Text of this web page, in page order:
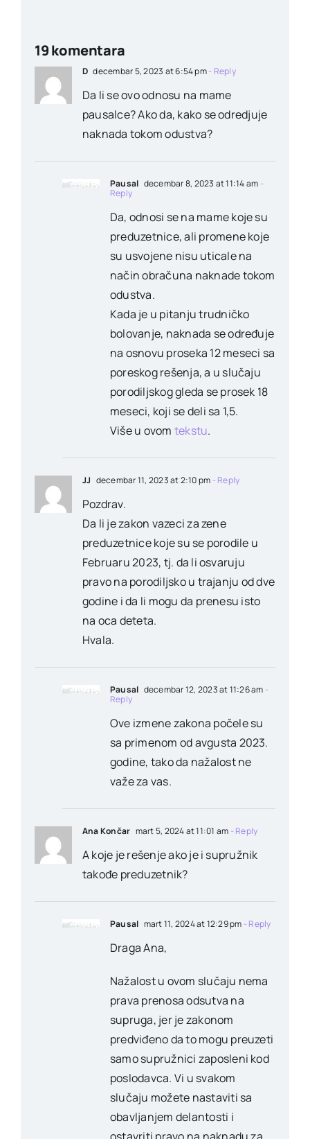
19 komentara
D decembar 5, 2023 at 6:54 pm- Reply
Da li se ovo odnosu na mame
pausalce? Ako da, kako se odredjuje
naknada tokom odustva?
Pausal decembar 8, 2023 at 11:14 am -
Reply
Da, odnosi se na mame koje su
preduzetnice, ali promene koje
su usvojene nisu uticale na
način obračuna naknade tokom
odustva.
Kada je u pitanju trudničko
bolovanje, naknada se određuje
na osnovu proseka 12 meseci sa
poreskog rešenja, a u slučaju
porodiljskog gleda se prosek 18
meseci, koji se deli sa 1,5.
Više u ovom tekstu.
JJ decembar 11, 2023 at 2:10 pm - Reply
Pozdrav.
Da li je zakon vazeci za zene
preduzetnice koje su se porodile u
Februaru 2023, tj. da li osvaruju
pravo na porodiljsko u trajanju od dve
godine i da li mogu da prenesu isto
na oca deteta.
Hvala.
Pausal decembar 12, 2023 at 11:26 am -
Reply
Ove izmene zakona počele su
sa primenom od avgusta 2023.
godine, tako da nažalost ne
važe za vas.
Ana Končar mart 5, 2024 at 11:01 am - Reply
A koje je rešenje ako je i supružnik
takođe preduzetnik?
Pausal mart 11, 2024 at 12:29 pm - Reply
Draga Ana,
Nažalost u ovom slučaju nema
prava prenosa odsutva na
supruga, jer je zakonom
predviđeno da to mogu preuzeti
samo supružnici zaposleni kod
poslodavca. Vi u svakom
slučaju možete nastaviti sa
obavljanjem delantosti i